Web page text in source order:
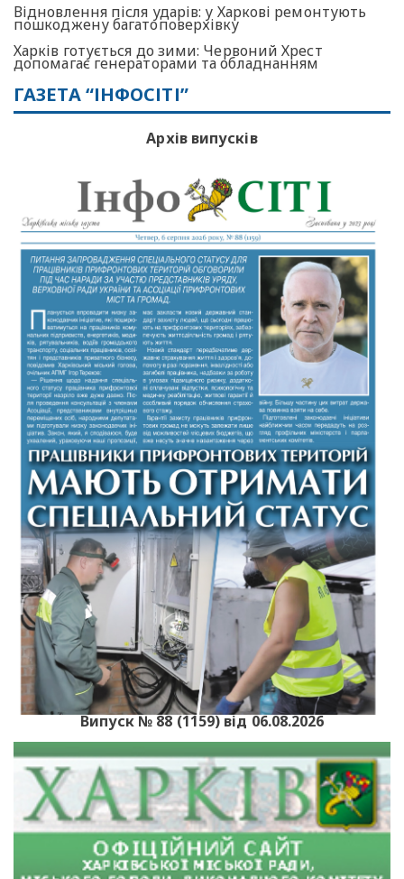
Відновлення після ударів: у Харкові ремонтують
пошкоджену багатоповерхівку
Харків готується до зими: Червоний Хрест
допомагає генераторами та обладнанням
ГАЗЕТА “ІНФОСІТІ”
Архів випусків
Випуск № 88 (1159) від 06.08.2026